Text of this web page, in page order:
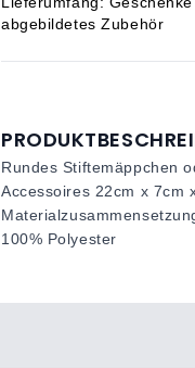
abgebildetes Zubehör
Rundes Stiftemäppchen
Accessoires 22cm x 7cm
100% Polyester